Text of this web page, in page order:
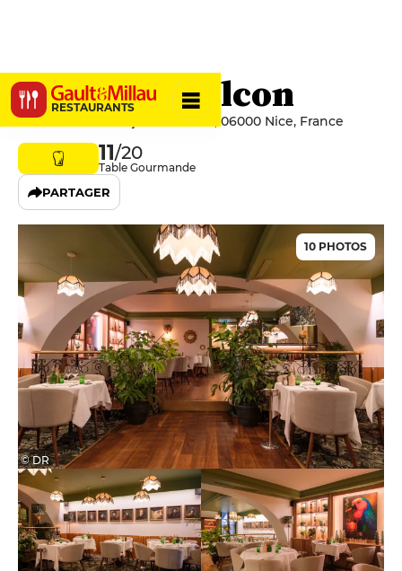
RESTAURANTS
Le Grand Balcon
10 Rue Saint-François de Paule, 06000 Nice, France
11/20
Table Gourmande
PARTAGER
© DR
10 PHOTOS